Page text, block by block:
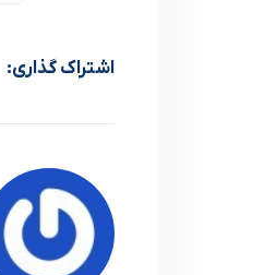
اشتراک گذاری: